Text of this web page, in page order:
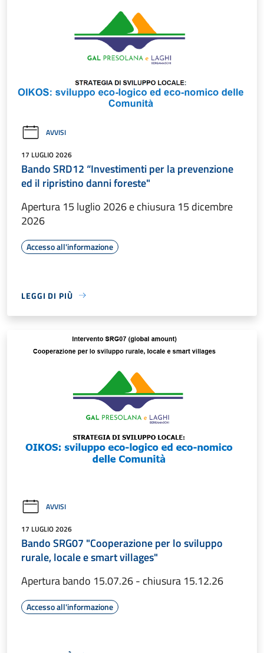
AVVISI
17 LUGLIO 2026
Bando SRD12 “Investimenti per la prevenzione
ed il ripristino danni foreste"
Apertura 15 luglio 2026 e chiusura 15 dicembre
2026
Accesso all'informazione
LEGGI DI PIÙ
AVVISI
17 LUGLIO 2026
Bando SRG07 "Cooperazione per lo sviluppo
rurale, locale e smart villages"
Apertura bando 15.07.26 - chiusura 15.12.26
Accesso all'informazione